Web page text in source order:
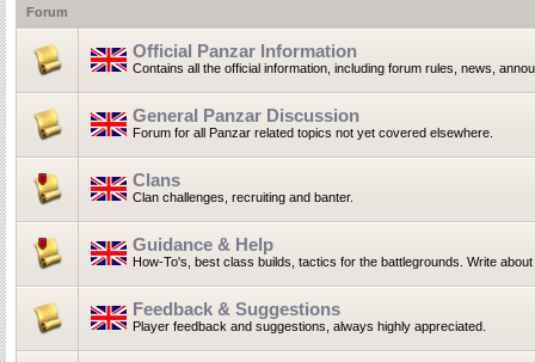
Forum
Official Panzar Information
Contains all the official information, including forum rules, news,
General Panzar Discussion
Forum for all Panzar related topics not yet covered elsewhere.
Clans
Clan challenges, recruiting and banter.
Guidance & Help
How-To's, best class builds, tactics for the battlegrounds. Write
Feedback & Suggestions
Player feedback and suggestions, always highly appreciated.